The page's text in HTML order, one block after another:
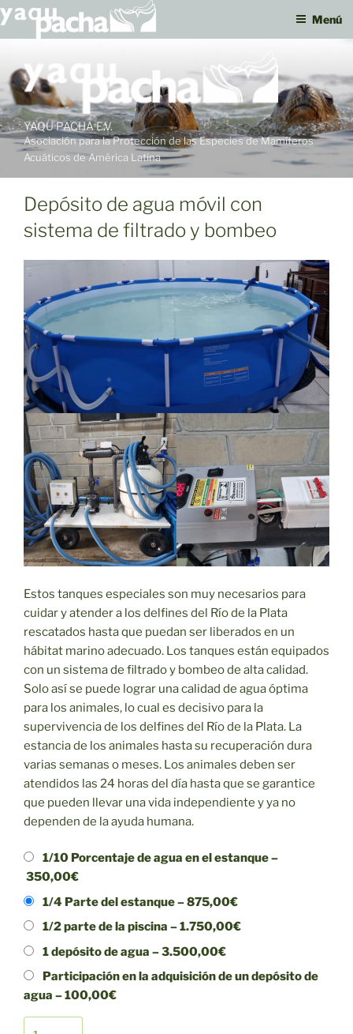
contenido
YAQU PACHA E.V.
Asociación para la Protección de las Especies de Mamíferos
Acuáticos de América Latina
Menú
Depósito de agua móvil con
sistema de filtrado y bombeo
Estos tanques especiales son muy necesarios para
cuidar y atender a los delfines del Río de la Plata
rescatados hasta que puedan ser liberados en un
hábitat marino adecuado. Los tanques están equipados
con un sistema de filtrado y bombeo de alta calidad.
Solo así se puede lograr una calidad de agua óptima
para los animales, lo cual es decisivo para la
supervivencia de los delfines del Río de la Plata. La
estancia de los animales hasta su recuperación dura
varias semanas o meses. Los animales deben ser
atendidos las 24 horas del día hasta que se garantice
que pueden llevar una vida independiente y ya no
dependen de la ayuda humana.
1/10 Porcentaje de agua en el estanque–
350,00€
1/4 Parte del estanque–875,00€
1/2 parte de la piscina –1.750,00€
1 depósito de agua –3.500,00€
Participación en la adquisición de un depósito de
agua –100,00€